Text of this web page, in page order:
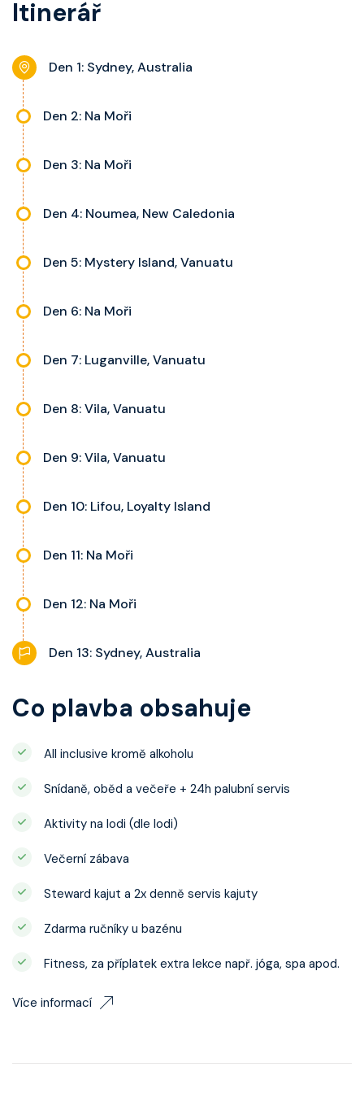
kajuty.
nastavitelnou klimatizaci,
noční stolky, trezor a balkon s
výhledem, velikost kajuty a balkonu
Itinerář
Den 1: Sydney, Australia
Den 2: Na Moři
Den 3: Na Moři
Den 4: Noumea, New Caledonia
Den 5: Mystery Island, Vanuatu
Den 6: Na Moři
Den 7: Luganville, Vanuatu
Den 8: Vila, Vanuatu
Den 9: Vila, Vanuatu
Den 10: Lifou, Loyalty Island
Den 11: Na Moři
Den 12: Na Moři
Den 13: Sydney, Australia
Co plavba obsahuje
All inclusive kromě alkoholu
Snídaně, oběd a večeře + 24h palubní servis
Aktivity na lodi (dle lodi)
Večerní zábava
Steward kajut a 2x denně servis kajuty
Zdarma ručníky u bazénu
Fitness, za příplatek extra lekce např. jóga, spa apod.
Více informací